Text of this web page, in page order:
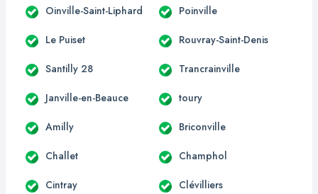
Oinville-Saint-Liphard Poinville
Le Puiset Rouvray-Saint-Denis
Santilly 28 Trancrainville
Janville-en-Beauce toury
Amilly Briconville
Challet Champhol
Cintray Clévilliers